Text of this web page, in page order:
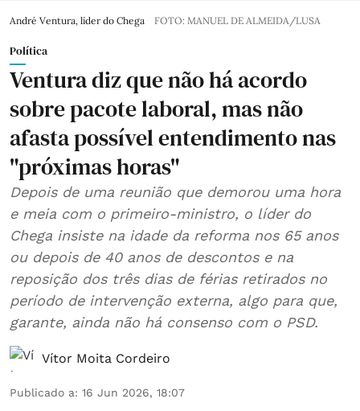
André Ventura, líder do Chega FOTO: MANUEL DE ALMEIDA/LUSA
Política
Ventura diz que não há acordo
sobre pacote laboral, mas não
afasta possível entendimento nas
"próximas horas"
Depois de uma reunião que demorou uma hora
e meia com o primeiro-ministro, o líder do
Chega insiste na idade da reforma nos 65 anos
ou depois de 40 anos de descontos e na
reposição dos três dias de férias retirados no
período de intervenção externa, algo para que,
garante, ainda não há consenso com o PSD.
Vítor Moita Cordeiro
Publicado a: 16 Jun 2026, 18:07